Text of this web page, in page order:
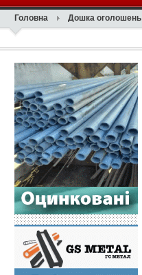
Головна Дошка оголошень